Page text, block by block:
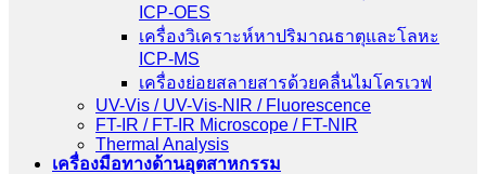
ICP-OES
เครื่องวิเคราะห์หาปริมาณธาตุและโลหะ
ICP-MS
เครื่องย่อยสลายสารด้วยคลื่นไมโครเวฟ
UV-Vis / UV-Vis-NIR / Fluorescence
FT-IR / FT-IR Microscope / FT-NIR
Thermal Analysis
เครื่องมือทางด้านอุตสาหกรรม